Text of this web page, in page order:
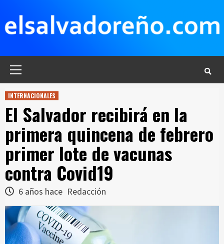
contenido
INTERNACIONALES
El Salvador recibirá en la
primera quincena de febrero
primer lote de vacunas
contra Covid19
6 años hace Redacción